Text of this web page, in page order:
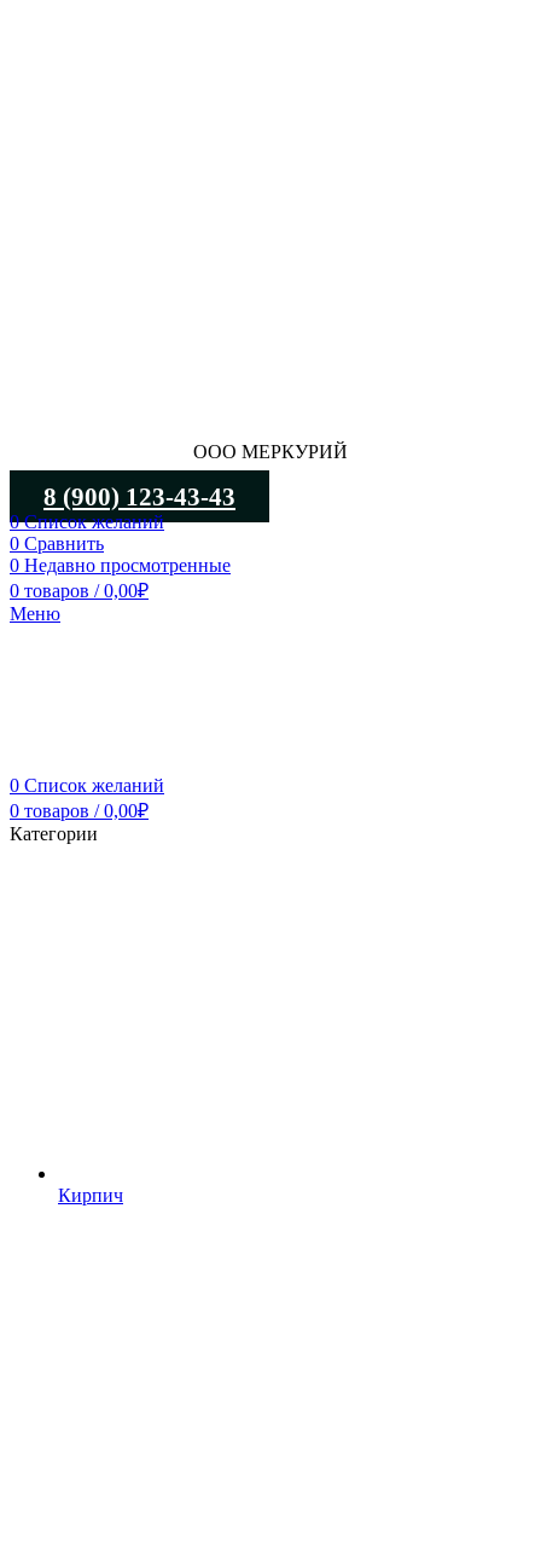
ООО МЕРКУРИЙ
8 (900) 123-43-43
0Список желаний
0 Сравнить
0 Недавно просмотренные
0 товаров / 0,00₽
Меню
0 Список желаний
0 товаров / 0,00₽
Категории
Кирпич